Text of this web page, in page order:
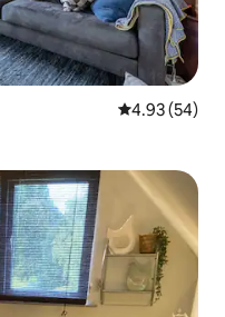
평점 4.93점(5
4.93 (54)